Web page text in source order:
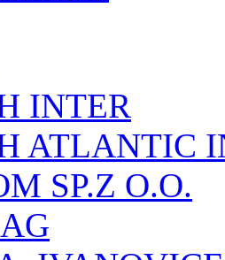
INTER
ATLANTIC
SP.Z O.O.